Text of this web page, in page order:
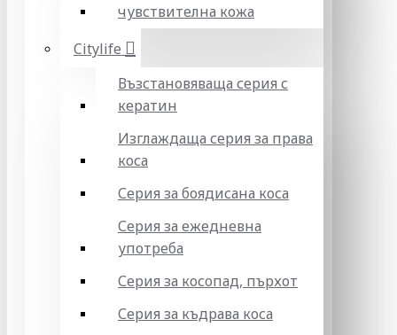
чувствителна кожа
Citylife
Възстановяваща серия с
кератин
Изглаждаща серия за права
коса
Серия за боядисана коса
Серия за ежедневна
употреба
Серия за косопад, пърхот
Серия за къдрава коса